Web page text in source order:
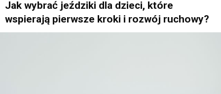
Jak wybrać jeździki dla dzieci, które
wspierają pierwsze kroki i rozwój ruchowy?